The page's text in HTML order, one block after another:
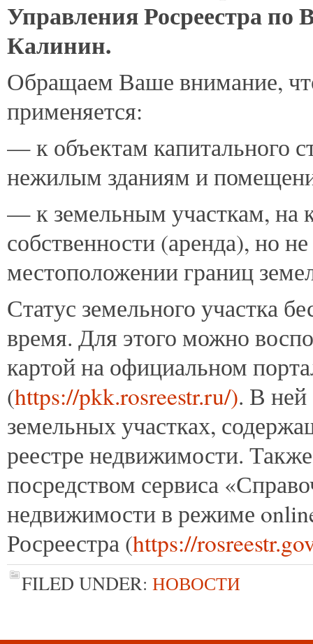
Управления Росреестра по
Калинин.
Обращаем Ваше внимание,
применяется:
— к объектам капитального
нежилым зданиям и
— к земельным участкам, на
собственности (аренда), но
местоположении границ
Статус земельного участка
время. Для этого можно
картой на официальном
(https://pkk.rosreestr.ru/). В
земельных участках,
реестре недвижимости.
посредством сервиса
недвижимости в режиме
Росреестра (https://
FILED UNDER: НОВОСТИ